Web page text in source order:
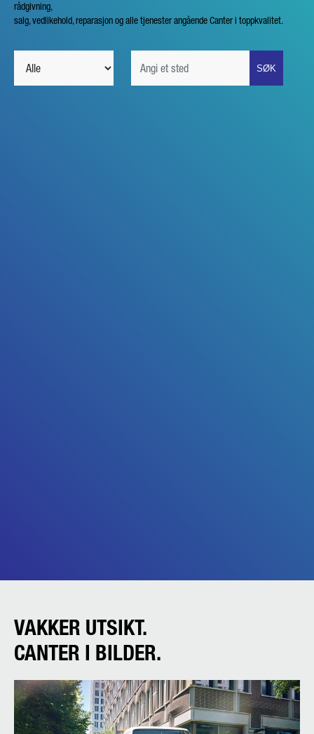
rådgivning,
salg, vedlikehold, reparasjon og alle tjenester angående Canter i toppkvalitet.
VAKKER UTSIKT.
CANTER I BILDER.